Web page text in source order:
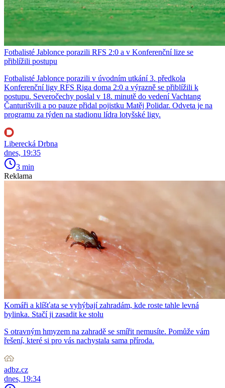
Fotbalisté Jablonce porazili RFS 2:0 a v Konferenční lize se
přiblížili postupu
Fotbalisté Jablonce porazili v úvodním utkání 3. předkola
Konferenční ligy RFS Riga doma 2:0 a výrazně se přiblížili k
postupu. Severočechy poslal v 18. minutě do vedení Vachtang
Čanturišvili a po pauze přidal pojistku Matěj Polidar. Odveta je na
programu za týden na stadionu lídra lotyšské ligy.
Liberecká Drbna
dnes, 19:35
3 min
Reklama
Komáři a klíšťata se vyhýbají zahradám, kde roste tahle levná
bylinka. Stačí ji zasadit ke stolu
S otravným hmyzem na zahradě se smířit nemusíte. Pomůže vám
řešení, které si pro vás nachystala sama příroda.
adbz.cz
dnes, 19:34